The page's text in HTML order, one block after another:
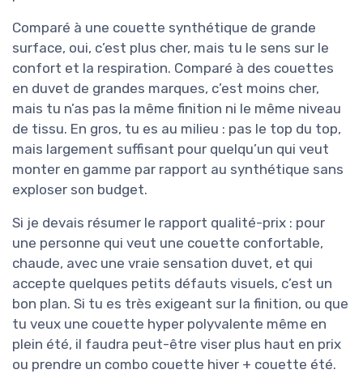
Comparé à une couette synthétique de grande
surface, oui, c’est plus cher, mais tu le sens sur le
confort et la respiration. Comparé à des couettes
en duvet de grandes marques, c’est moins cher,
mais tu n’as pas la même finition ni le même niveau
de tissu. En gros, tu es au milieu : pas le top du top,
mais largement suffisant pour quelqu’un qui veut
monter en gamme par rapport au synthétique sans
exploser son budget.
Si je devais résumer le rapport qualité-prix : pour
une personne qui veut une couette confortable,
chaude, avec une vraie sensation duvet, et qui
accepte quelques petits défauts visuels, c’est un
bon plan. Si tu es très exigeant sur la finition, ou que
tu veux une couette hyper polyvalente même en
plein été, il faudra peut-être viser plus haut en prix
ou prendre un combo couette hiver + couette été.